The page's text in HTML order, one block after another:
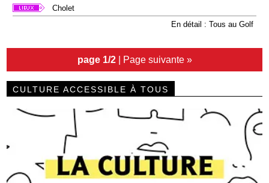
Cholet
En détail : Tous au Golf
page 1/2 | Page suivante »
CULTURE ACCESSIBLE À TOUS